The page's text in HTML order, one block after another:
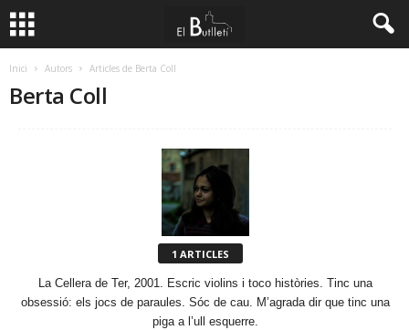
Inici Autors Articles de Berta Coll
Berta Coll
1 ARTICLES
La Cellera de Ter, 2001. Escric violins i toco històries. Tinc una
obsessió: els jocs de paraules. Sóc de cau. M’agrada dir que tinc una
piga a l’ull esquerre.